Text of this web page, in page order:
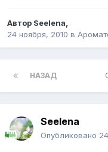
Автор Seelena,
24 ноября, 2010 в
НАЗАД
Seelena
Опубликовано